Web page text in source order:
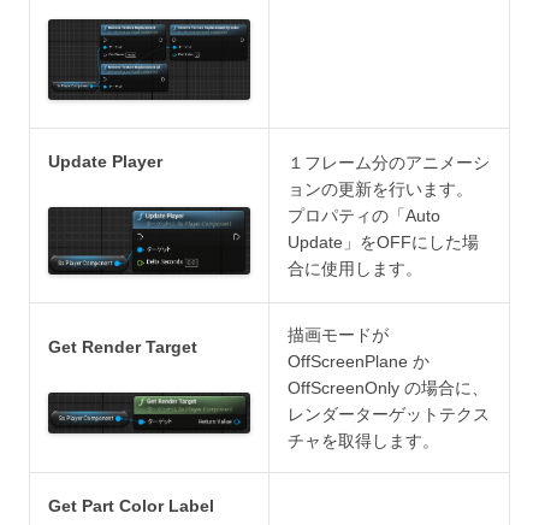
Update Player
１フレーム分のアニメーシ
ョンの更新を行います。
プロパティの「Auto
Update」をOFFにした場
合に使用します。
Get Render Target
描画モードが
OffScreenPlane か
OffScreenOnly の場合に、
レンダーターゲットテクス
チャを取得します。
Get Part Color Label